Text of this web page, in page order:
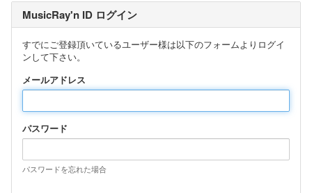
MusicRay'n ID ログイン
すでにご登録頂いているユーザー様は以下のフォームよりログイ
ンして下さい。
メールアドレス
パスワード
パスワードを忘れた場合